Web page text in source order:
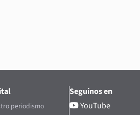
periodismo
Seguinos en
YouTube